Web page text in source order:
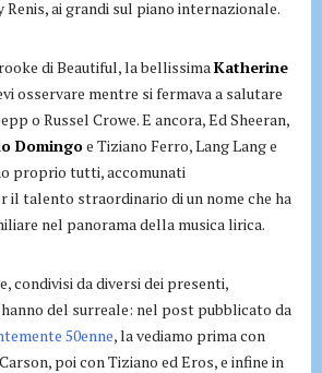
Renis, ai grandi sul piano internazionale.
di Beautiful, la bellissima Katherine
osservare mentre si fermava a salutare
o Russel Crowe. E ancora, Ed Sheeran,
Domingoe Tiziano Ferro, Lang Lang e
proprio tutti, accomunati
il talento straordinario di un nome che ha
nel panorama della musica lirica.
condivisi da diversi dei presenti,
del surreale: nel post pubblicato da
50enne, la vediamo prima con
poi con Tiziano ed Eros, e infine in